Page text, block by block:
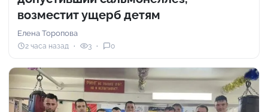
возместит ущерб детям
Елена Торопова
2 часа назад 3 0